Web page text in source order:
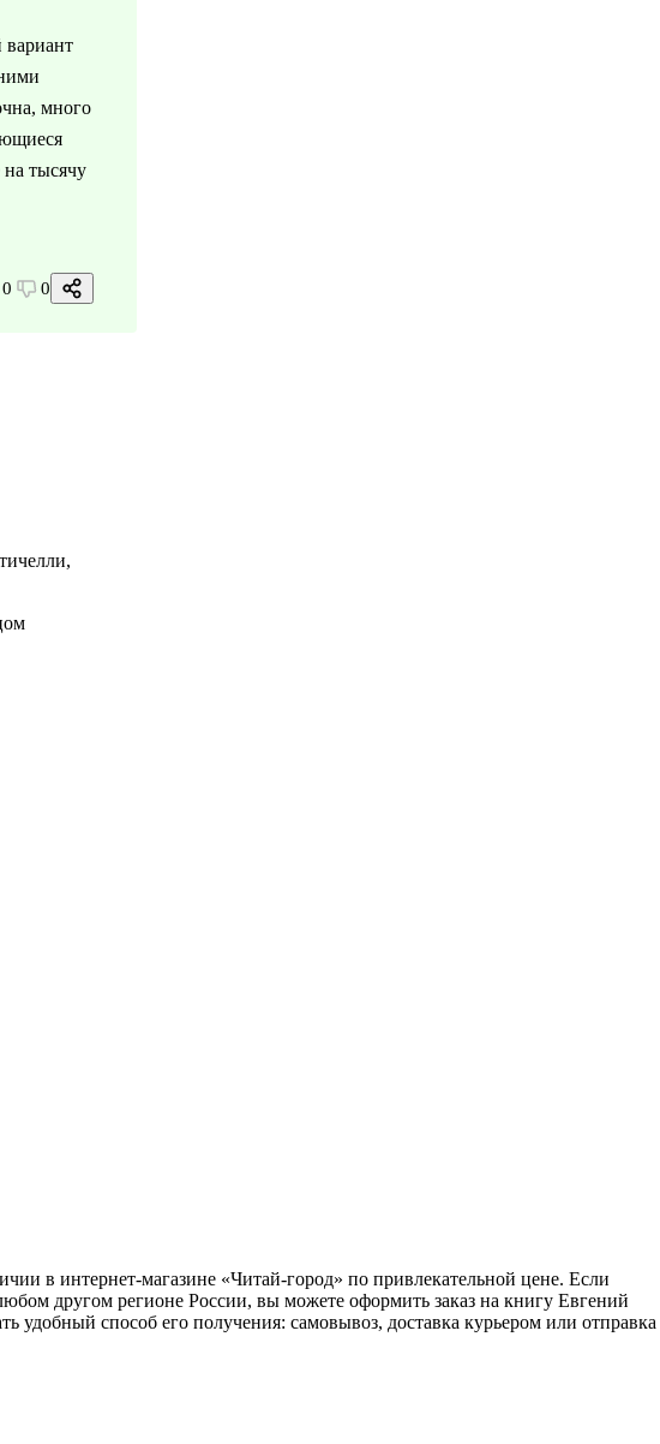
много
на тысячу
0 0
в интернет-магазине «Читай-город» по привлекательной цене. Если
другом регионе России, вы можете оформить заказ на книгу Евгений
способ его получения: самовывоз, доставка курьером или отправка